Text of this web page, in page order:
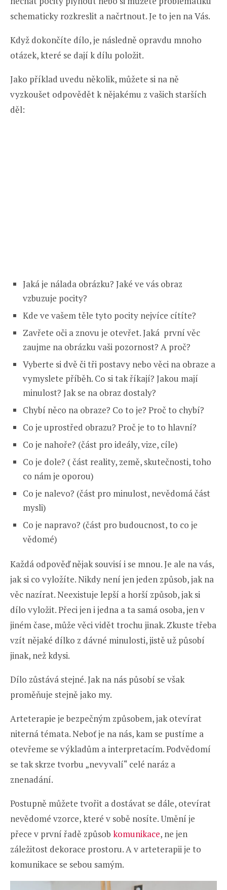
schematicky rozkreslit a načrtnout. Je to jen na Vás.
Když dokončíte dílo, je následně opravdu mnoho
otázek, které se dají k dílu položit.
Jako příklad uvedu několik, můžete si na ně
vyzkoušet odpovědět k nějakému z vašich starších
děl:
Jaká je nálada obrázku? Jaké ve vás obraz
vzbuzuje pocity?
Kde ve vašem těle tyto pocity nejvíce cítíte?
Zavřete oči a znovu je otevřet. Jaká první věc
zaujme na obrázku vaši pozornost? A proč?
Vyberte si dvě či tři postavy nebo věci na obraze a
vymyslete příběh. Co si tak říkají? Jakou mají
minulost? Jak se na obraz dostaly?
Chybí něco na obraze? Co to je? Proč to chybí?
Co je uprostřed obrazu? Proč je to to hlavní?
Co je nahoře? (část pro ideály, vize, cíle)
Co je dole? ( část reality, země, skutečnosti, toho
co nám je oporou)
Co je nalevo? (část pro minulost, nevědomá část
mysli)
Co je napravo? (část pro budoucnost, to co je
vědomé)
Každá odpověď nějak souvisí i se mnou. Je ale na vás,
jak si co vyložíte. Nikdy není jen jeden způsob, jak na
věc nazírat. Neexistuje lepší a horší způsob, jak si
dílo vyložit. Přeci jen i jedna a ta samá osoba, jen v
jiném čase, může věci vidět trochu jinak. Zkuste třeba
vzít nějaké dílko z dávné minulosti, jistě už působí
jinak, než kdysi.
Dílo zůstává stejné. Jak na nás působí se však
proměňuje stejně jako my.
Arteterapie je bezpečným způsobem, jak otevírat
niterná témata. Neboť je na nás, kam se pustíme a
otevřeme se výkladům a interpretacím. Podvědomí
se tak skrze tvorbu „nevyvalí“ celé naráz a
znenadání.
Postupně můžete tvořit a dostávat se dále, otevírat
nevědomé vzorce, které v sobě nosíte. Umění je
přece v první řadě způsob komunikace, ne jen
záležitost dekorace prostoru. A v arteterapii je to
komunikace se sebou samým.